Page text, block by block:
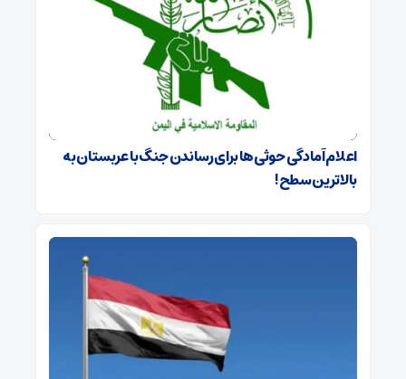
اعلام آمادگی حوثی‌ها برای رساندن جنگ با عربستان به
بالاترین سطح!